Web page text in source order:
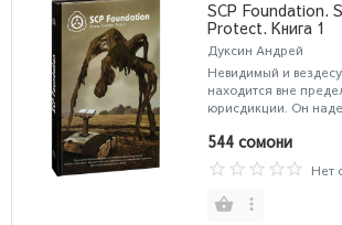
SCP Foundation.
Protect. Книга 1
Дуксин Андрей
Невидимый и
находится вне
юрисдикции. Он
544 сомони
Нет